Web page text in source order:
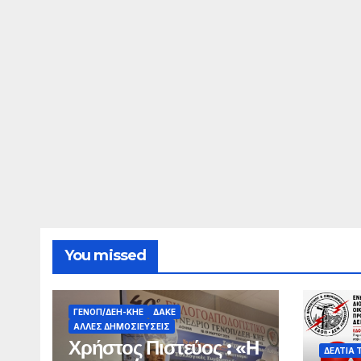
You missed
ΓΕΝΟΠ/ΔΕΗ-ΚΗΕ
ΔΑΚΕ
ΆΛΛΕΣ ΔΗΜΟΣΙΕΎΣΕΙΣ
Χρήστος Πιστεύος : «Η
ΔΕΛΤΊΑ